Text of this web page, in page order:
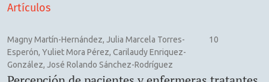
Artículos
Magny Martín-Hernández, Julia Marcela Torres-
Esperón, Yuliet Mora Pérez, Carilaudy Enriquez-
González, José Rolando Sánchez-Rodríguez
10